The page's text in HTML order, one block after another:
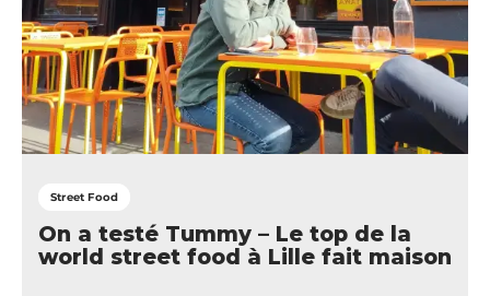
Street Food
On a testé Tummy – Le top de la
world street food à Lille fait maison